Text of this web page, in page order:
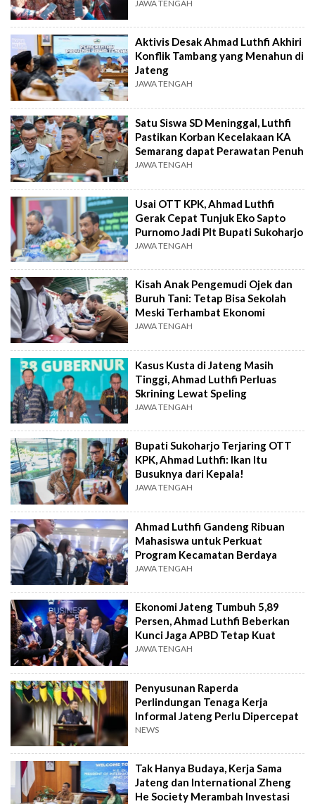
JAWA TENGAH
Aktivis Desak Ahmad Luthfi Akhiri
Konflik Tambang yang Menahun di
Jateng
JAWA TENGAH
Satu Siswa SD Meninggal, Luthfi
Pastikan Korban Kecelakaan KA
Semarang dapat Perawatan Penuh
JAWA TENGAH
Usai OTT KPK, Ahmad Luthfi
Gerak Cepat Tunjuk Eko Sapto
Purnomo Jadi Plt Bupati Sukoharjo
JAWA TENGAH
Kisah Anak Pengemudi Ojek dan
Buruh Tani: Tetap Bisa Sekolah
Meski Terhambat Ekonomi
JAWA TENGAH
Kasus Kusta di Jateng Masih
Tinggi, Ahmad Luthfi Perluas
Skrining Lewat Speling
JAWA TENGAH
Bupati Sukoharjo Terjaring OTT
KPK, Ahmad Luthfi: Ikan Itu
Busuknya dari Kepala!
JAWA TENGAH
Ahmad Luthfi Gandeng Ribuan
Mahasiswa untuk Perkuat
Program Kecamatan Berdaya
JAWA TENGAH
Ekonomi Jateng Tumbuh 5,89
Persen, Ahmad Luthfi Beberkan
Kunci Jaga APBD Tetap Kuat
JAWA TENGAH
Penyusunan Raperda
Perlindungan Tenaga Kerja
Informal Jateng Perlu Dipercepat
NEWS
Tak Hanya Budaya, Kerja Sama
Jateng dan International Zheng
He Society Merambah Investasi